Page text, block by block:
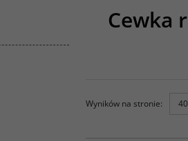
Cewka
Wyników na stronie: